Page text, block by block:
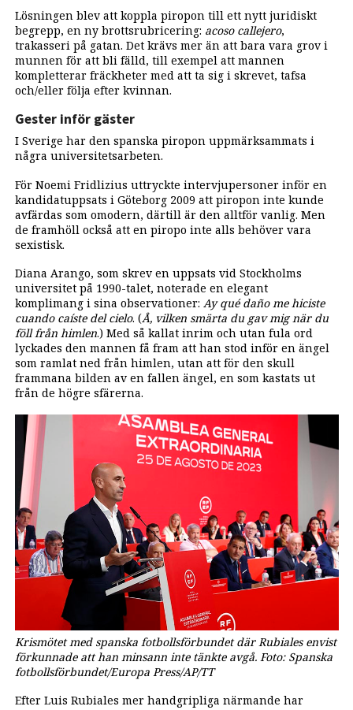
Lösningen blev att koppla piropon till ett nytt juridiskt
begrepp, en ny brottsrubricering: acoso callejero,
trakasseri på gatan. Det krävs mer än att bara vara grov i
munnen för att bli fälld, till exempel att mannen
kompletterar fräckheter med att ta sig i skrevet, tafsa
och/eller följa efter kvinnan.
Gester inför gäster
I Sverige har den spanska piropon uppmärksammats i
några universitetsarbeten.
För Noemi Fridlizius uttryckte intervjupersoner inför en
kandidatuppsats i Göteborg 2009 att piropon inte kunde
avfärdas som omodern, därtill är den alltför vanlig. Men
de framhöll också att en piropo inte alls behöver vara
sexistisk.
Diana Arango, som skrev en uppsats vid Stockholms
universitet på 1990-talet, noterade en elegant
komplimang i sina observationer: Ay qué daño me hiciste
cuando caíste del cielo. (Å, vilken smärta du gav mig när du
föll från himlen.) Med så kallat inrim och utan fula ord
lyckades den mannen få fram att han stod inför en ängel
som ramlat ned från himlen, utan att för den skull
frammana bilden av en fallen ängel, en som kastats ut
från de högre sfärerna.
Krismötet med spanska fotbollsförbundet där Rubiales envist
förkunnade att han minsann inte tänkte avgå. Foto: Spanska
fotbollsförbundet/Europa Press/AP/TT
Efter Luis Rubiales mer handgripliga närmande har